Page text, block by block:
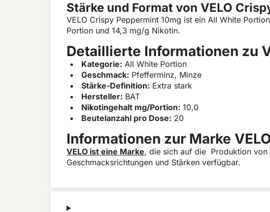
Stärke und Format von VELO
VELO Crispy Peppermint 10mg ist ein All White
Portion und 14,3 mg/g Nikotin.
Detaillierte Informationen zu
Kategorie: All White Portion
Geschmack: Pfefferminz, Minze
Stärke-Definition: Extra stark
Hersteller: BAT
Nikotingehalt mg/Portion: 10,0
Beutelanzahl pro Dose: 20
Informationen zur Marke
VELO ist eine Marke, die sich auf die Produktion von
Geschmacksrichtungen und Stärken verfügbar.